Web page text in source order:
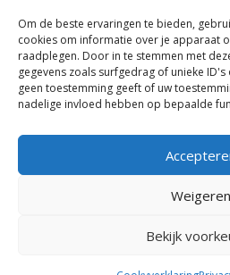
Om de beste ervaringen te bieden,
cookies om informatie over je apparaat
raadplegen. Door in te stemmen met
gegevens zoals surfgedrag of unieke
geen toestemming geeft of uw
nadelige invloed hebben op bepaalde
Weigeren
Bekijk
Kan ik in Dalfsen ook rolstoel- of
Alle steden